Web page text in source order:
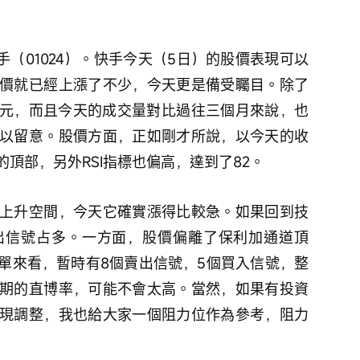
（01024）。快手今天（5日）的股價表現可以
就已經上漲了不少，今天更是備受矚目。除了
，而且今天的成交量對比過往三個月來說，也
留意。股價方面，正如剛才所說，以今天的收
部，另外RSI指標也偏高，達到了82。
升空間，今天它確實漲得比較急。如果回到技
號占多。一方面，股價偏離了保利加通道頂
來看，暫時有8個賣出信號，5個買入信號，整
的直博率，可能不會太高。當然，如果有投資
調整，我也給大家一個阻力位作為參考，阻力